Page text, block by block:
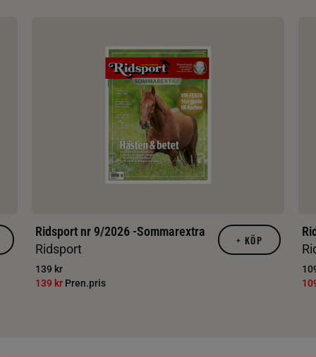
Ridsport nr 9/2026 -Sommarextra
Ridsport
139 kr
139 kr Pren.pris
+ KÖP